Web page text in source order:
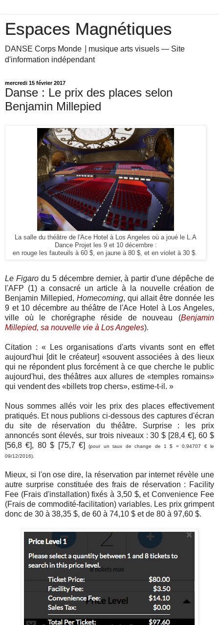
Espaces Magnétiques
DANSE Corps Monde ⎥ musique arts visuels — Site
d'information indépendant
mercredi 15 février 2017
Danse : Le prix des places selon
Benjamin Millepied
La salle du théâtre de l'Ace Hotel à Los Angeles où a joué le L.A
Dance Projet les 9 et 10 décembre :
en rouge les fauteuils à 60 $, en jaune à 80 $, et en violet à 30 $.
Le Figarodu 5 décembre dernier, à partir d'une dépêche de
l'AFP (1) a consacré un article à la nouvelle création de
Benjamin Millepied, Homecoming, qui allait être donnée les
9 et 10 décembre au théâtre de l'Ace Hotel à Los Angeles,
ville où le chorégraphe réside de nouveau (Benjamin
Millepied, sa nouvelle vie à Los Angeles).
Citation : « Les organisations d'arts vivants sont en effet
aujourd'hui [dit le créateur] «souvent associées à des lieux
qui ne répondent plus forcément à ce que cherche le public
aujourd'hui, des théâtres aux allures de «temples romains»
qui vendent des «billets trop chers», estime-t-il. »
Nous sommes allés voir les prix des places effectivement
pratiqués. Et nous publions ci-dessous des captures d'écran
du site de réservation du théâtre. Surprise : les prix
annoncés sont élevés, sur trois niveaux : 30 $ [28,4 €], 60 $
[56,8 €], 80 $ [75,7 €](pour un taux de change de 1 $ = 0,94707 € le
09/12/2016).
Mieux, si l'on ose dire, la réservation par internet révèle une
autre surprise constituée des frais de réservation : Facility
Fee (Frais d'installation) fixés à 3,50 $, et Convenience Fee
(Frais de commodité-facilitation) variables. Les prix grimpent
donc de 30 à 38,35 $, de 60 à 74,10 $ et de 80 à 97,60 $.